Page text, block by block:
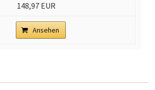
148,97 EUR
Ansehen